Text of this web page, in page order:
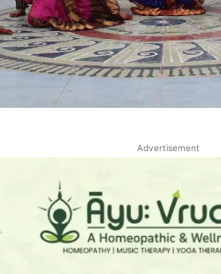
Advertisement